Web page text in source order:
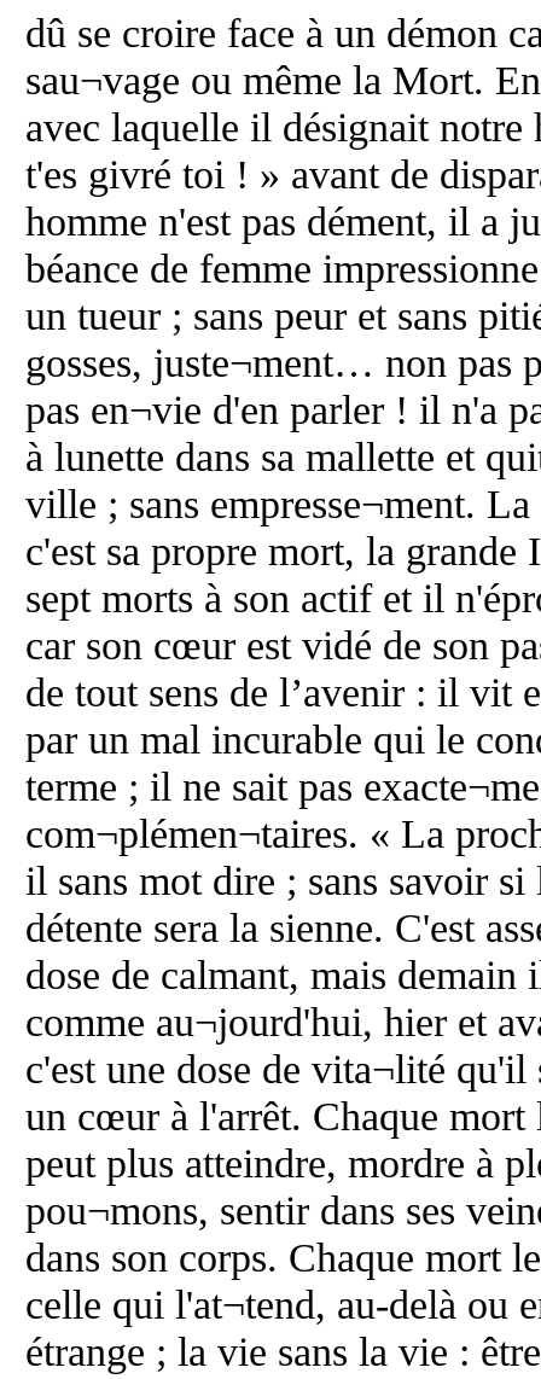
dû se croire face à un démon
sau¬vage ou même la Mort.
avec laquelle il désignait
t'es givré toi ! » avant de
homme n'est pas dément, il a
béance de femme
un tueur ; sans peur et sans
gosses, juste¬ment… non
pas en¬vie d'en parler ! il n'a
à lunette dans sa mallette et
ville ; sans empresse¬ment.
c'est sa propre mort, la
sept morts à son actif et il
car son cœur est vidé de son
de tout sens de l’avenir : il vit
par un mal incurable qui le
terme ; il ne sait pas
com¬plémen¬taires. « La
il sans mot dire ; sans savoir
détente sera la sienne. C'est
dose de calmant, mais demain
comme au¬jourd'hui, hier et
c'est une dose de vita¬lité
un cœur à l'arrêt. Chaque
peut plus atteindre, mordre à
pou¬mons, sentir dans ses
dans son corps. Chaque mort
celle qui l'at¬tend, au-delà ou
étrange ; la vie sans la vie :